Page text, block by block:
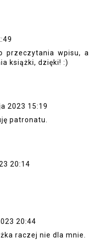
przeczytania wpisu, a
książki, dzięki! :)
2023 15:19
patronatu.
20:14
20:44
raczej nie dla mnie.